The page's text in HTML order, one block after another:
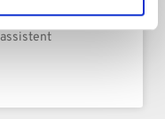
at Louise har